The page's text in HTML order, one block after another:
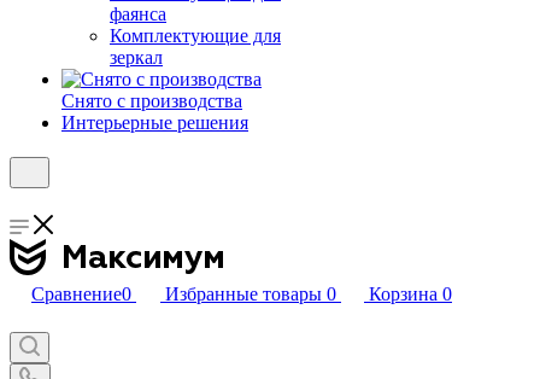
фаянса
Комплектующие для
зеркал
Снято с производства
Интерьерные решения
Сравнение0 Избранные товары 0 Корзина 0